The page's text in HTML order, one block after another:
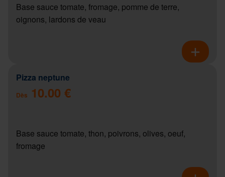
Base sauce tomate, fromage, pomme de terre,
oignons, lardons de veau
Pizza neptune
Dès 10.00 €
Base sauce tomate, thon, poivrons, olives, oeuf,
fromage